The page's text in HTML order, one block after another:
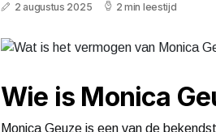
2 augustus 2025 2 min leestijd
Wie is Monica
Monica Geuze is een van de